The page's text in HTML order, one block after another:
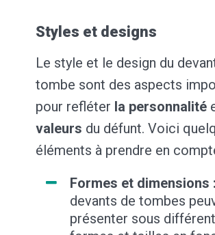
Styles et designs
Le style et le design du
tombe sont des aspects
pour refléter la personnalité
valeurs du défunt. Voici
éléments à prendre en
Formes et dimensions :
devants de tombes
présenter sous